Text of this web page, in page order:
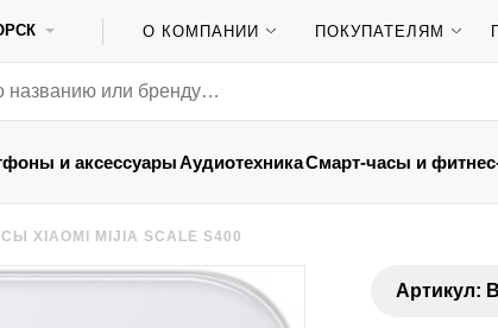
О КОМПАНИИ ПОКУПАТЕЛЯМ
и аксессуарыАудиотехникаСмарт-часы и
XIAOMI MIJIA SCALE S400
Артикул: